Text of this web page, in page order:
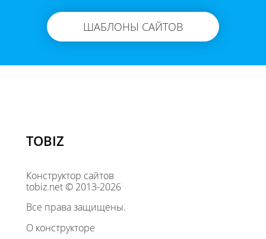
ШАБЛОНЫ САЙТОВ
TOBIZ
Конструктор сайтов
tobiz.net © 2013-2026
Все права защищены.
О конструкторе